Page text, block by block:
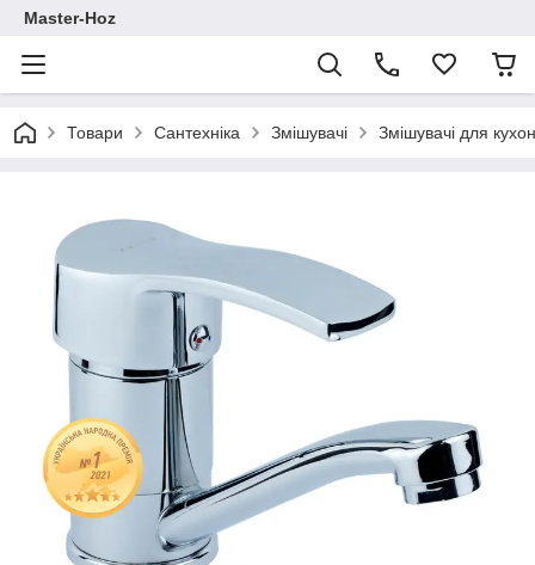
Master-Hoz
Товари Сантехніка Змішувачі Змішувачі для